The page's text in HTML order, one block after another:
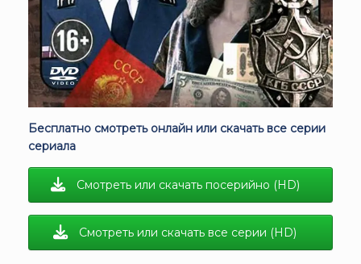
Бесплатно смотреть онлайн или скачать все серии
сериала
Смотреть или скачать посерийно (HD)
Смотреть или скачать все серии (HD)